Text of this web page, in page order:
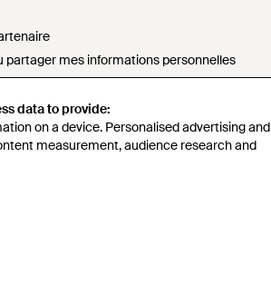
data to provide:
on a device. Personalised advertising and
measurement, audience research and
partager mes informations personnelles
moderne
responsable